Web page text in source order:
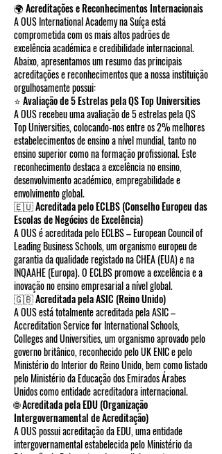
🌍 Acreditações e Reconhecimentos Internacionais
A OUS International Academy na Suíça está
comprometida com os mais altos padrões de
excelência académica e credibilidade internacional.
Abaixo, apresentamos um resumo das principais
acreditações e reconhecimentos que a nossa instituição
orgulhosamente possui:
⭐ Avaliação de 5 Estrelas pela QS Top Universities
A OUS recebeu uma avaliação de 5 estrelas pela QS
Top Universities, colocando-nos entre os 2% melhores
estabelecimentos de ensino a nível mundial, tanto no
ensino superior como na formação profissional. Este
reconhecimento destaca a excelência no ensino,
desenvolvimento académico, empregabilidade e
envolvimento global.
🇪🇺 Acreditada pelo ECLBS (Conselho Europeu das
Escolas de Negócios de Excelência)
A OUS é acreditada pelo ECLBS – European Council of
Leading Business Schools, um organismo europeu de
garantia da qualidade registado na CHEA (EUA) e na
INQAAHE (Europa). O ECLBS promove a excelência e a
inovação no ensino empresarial a nível global.
🇬🇧 Acreditada pela ASIC (Reino Unido)
A OUS está totalmente acreditada pela ASIC –
Accreditation Service for International Schools,
Colleges and Universities, um organismo aprovado pelo
governo britânico, reconhecido pelo UK ENIC e pelo
Ministério do Interior do Reino Unido, bem como listado
pelo Ministério da Educação dos Emirados Árabes
Unidos como entidade acreditadora internacional.
🌐 Acreditada pela EDU (Organização
Intergovernamental de Acreditação)
A OUS possui acreditação da EDU, uma entidade
intergovernamental estabelecida pelo Ministério da